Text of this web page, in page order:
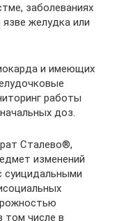
заболеваниях
желудка или
и имеющих
работы
доз.
Сталево®,
изменений
суицидальными
том числе в